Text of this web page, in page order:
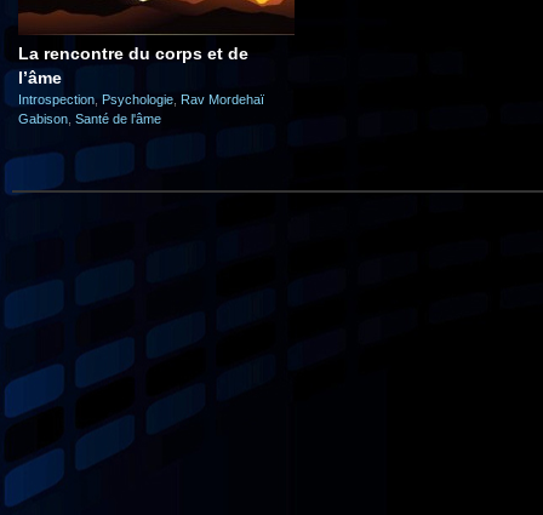
La rencontre du corps et de
l’âme
Introspection Psychologie Rav Mordehaï
Gabison Santé de l'âme